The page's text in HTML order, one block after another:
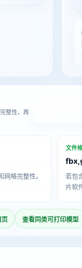
整性，再
格完整性。
文件
若包
片软
页 查看同类可打印模型